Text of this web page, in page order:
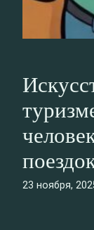
23 ноября,